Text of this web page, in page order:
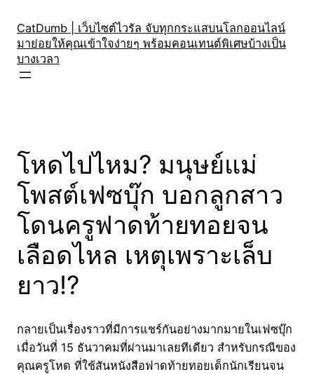
content
CatDumb | เว็บไซต์ไวรัล จับทุกกระแสบนโลกออนไลน์
มาย่อยให้คุณเข้าใจง่ายๆ พร้อมคอนเทนต์พิเศษบ้างเป็น
บางเวลา
โหดไปไหม? มนุษย์แม่
โพสต์เฟซบุ๊ก บอกลูกสาว
โดนครูฟาดท้ายทอยจน
เลือดไหล เหตุเพราะเล็บ
ยาว!?
กลายเป็นเรื่องราวที่มีการแชร์กันอย่างมากมายในเฟซบุ๊ก
เมื่อวันที่ 15 ธันวาคมที่ผ่านมาเลยทีเดียว สำหรับกรณีของ
คุณครูโหด ที่ใช้สันหนังสือฟาดท้ายทอยเด็กนักเรียนจน